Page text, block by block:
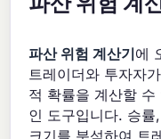
파산 위험 계산기에
트레이더와 투자자
적 확률을 계산할
인 도구입니다. 승
크기를 분석하여 트